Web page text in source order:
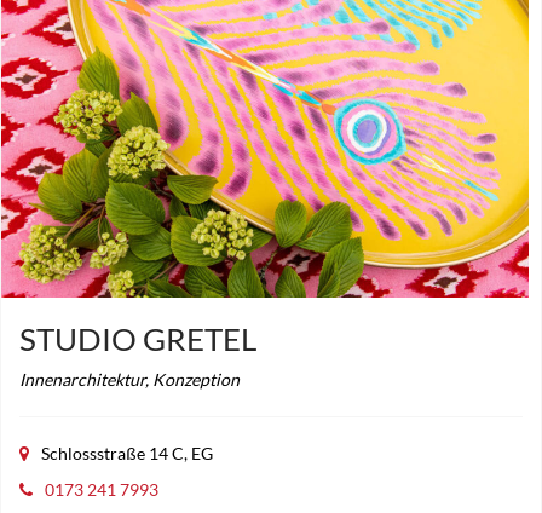
STUDIO GRETEL
Innenarchitektur, Konzeption
Schlossstraße 14 C, EG
0173 241 7993